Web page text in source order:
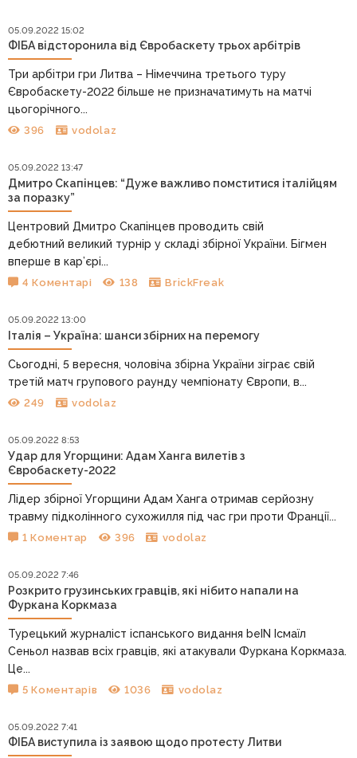
05.09.2022 15:02
ФІБА відсторонила від Євробаскету трьох арбітрів
Три арбітри гри Литва – Німеччина третього туру
Євробаскету-2022 більше не призначатимуть на матчі
цьогорічного...
396 vodolaz
05.09.2022 13:47
Дмитро Скапінцев: “Дуже важливо помститися італійцям
за поразку”
Центровий Дмитро Скапінцев проводить свій
дебютний великий турнір у складі збірної України. Бігмен
вперше в кар’єрі...
4 Коментарі 138 BrickFreak
05.09.2022 13:00
Італія – Україна: шанси збірних на перемогу
Сьогодні, 5 вересня, чоловіча збірна України зіграє свій
третій матч групового раунду чемпіонату Європи, в...
249 vodolaz
05.09.2022 8:53
Удар для Угорщини: Адам Ханга вилетів з
Євробаскету-2022
Лідер збірної Угорщини Адам Ханга отримав серйозну
травму підколінного сухожилля під час гри проти Франції...
1 Коментар 396 vodolaz
05.09.2022 7:46
Розкрито грузинських гравців, які нібито напали на
Фуркана Коркмаза
Турецький журналіст іспанського видання beIN Ісмаїл
Сеньол назвав всіх гравців, які атакували Фуркана Коркмаза.
Це...
5 Коментарів 1036 vodolaz
05.09.2022 7:41
ФІБА виступила із заявою щодо протесту Литви